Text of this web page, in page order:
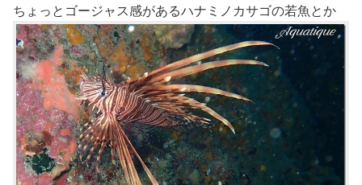
ちょっとゴージャス感があるハナミノカサゴの若魚とか